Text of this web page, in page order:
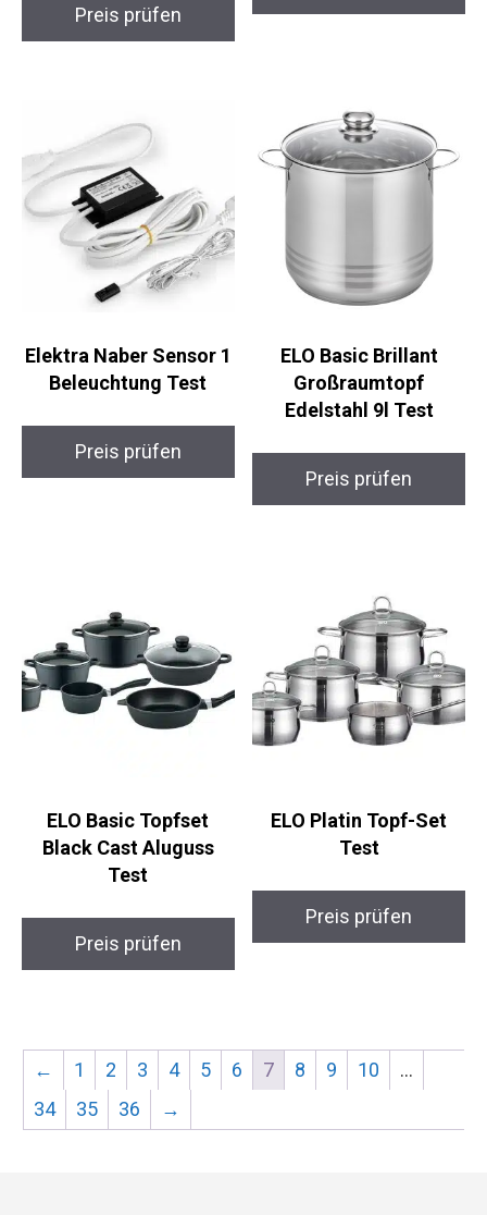
Preis prüfen
Elektra Naber Sensor 1
Beleuchtung Test
Preis prüfen
ELO Basic Brillant
Großraumtopf
Edelstahl 9l Test
Preis prüfen
ELO Basic Topfset
Black Cast Aluguss
Test
Preis prüfen
ELO Platin Topf-Set
Test
Preis prüfen
← 1 2 3 4 5 6 7 8 9 10
…
34
35 36 →